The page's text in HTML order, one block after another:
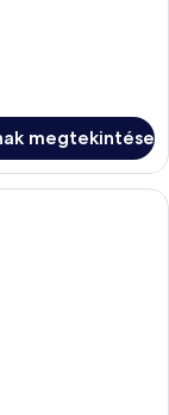
megtekintése
szoba,